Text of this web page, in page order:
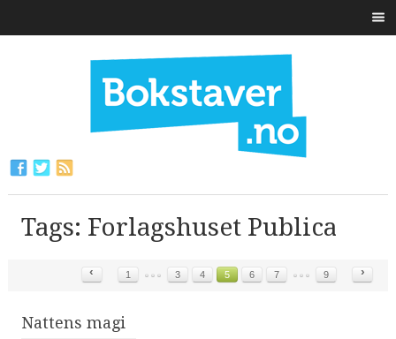
Tags: Forlagshuset Publica
‹ 1 3 4 5 6 7 9 ›
Nattens magi